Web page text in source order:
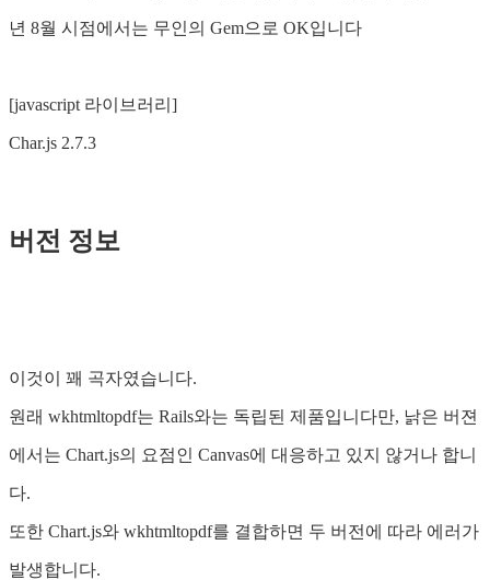
년 8월 시점에서는 무인의 Gem으로 OK입니다
[javascript 라이브러리]
Char.js 2.7.3
버전 정보
이것이 꽤 곡자였습니다.
원래 wkhtmltopdf는 Rails와는 독립된 제품입니다만, 낡은 버젼
에서는 Chart.js의 요점인 Canvas에 대응하고 있지 않거나 합니
다.
또한 Chart.js와 wkhtmltopdf를 결합하면 두 버전에 따라 에러가
발생합니다.